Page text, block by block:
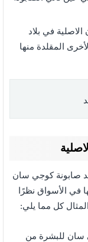
في بلاد
المقلدة منها
صابونة كوجي سان
في الأسواق نظرًا
كل مما يلي:
سان للبشرة من